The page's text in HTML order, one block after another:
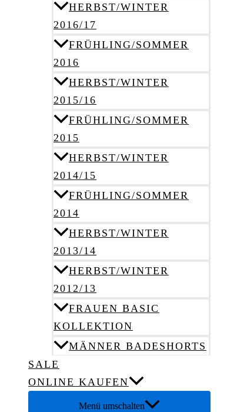
HERBST/WINTER
2016/17
FRÜHLING/SOMMER
2016
HERBST/WINTER
2015/16
FRÜHLING/SOMMER
2015
HERBST/WINTER
2014/15
FRÜHLING/SOMMER
2014
HERBST/WINTER
2013/14
HERBST/WINTER
2012/13
FRAUEN BASIC
KOLLEKTION
MÄNNER BADESHORTS
SALE
ONLINE KAUFEN
Menü umschalten